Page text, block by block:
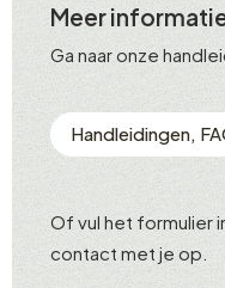
Meer
Ga naar onze
Handleidingen,
Of vul het formulier
contact met je op.